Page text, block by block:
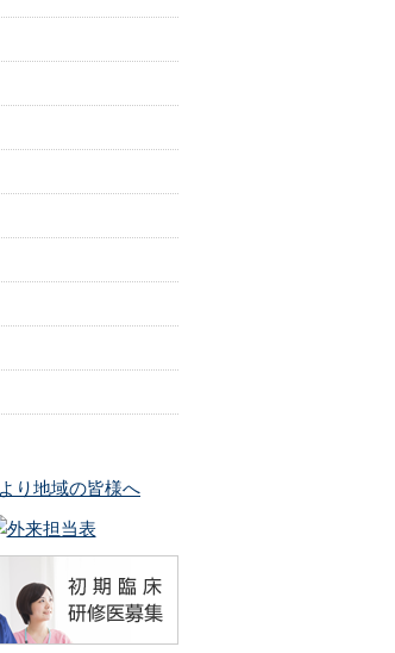
センター
ター
ンター・足病外来
ター
ﾞﾘﾃｰｼｮﾝ病棟
の紹介
の紹介
ーション科